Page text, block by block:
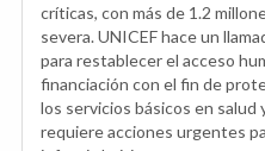
críticas, con más de 1.2
severa. UNICEF hace un
para restablecer el acceso
financiación con el fin de
los servicios básicos en salud
requiere acciones urgentes